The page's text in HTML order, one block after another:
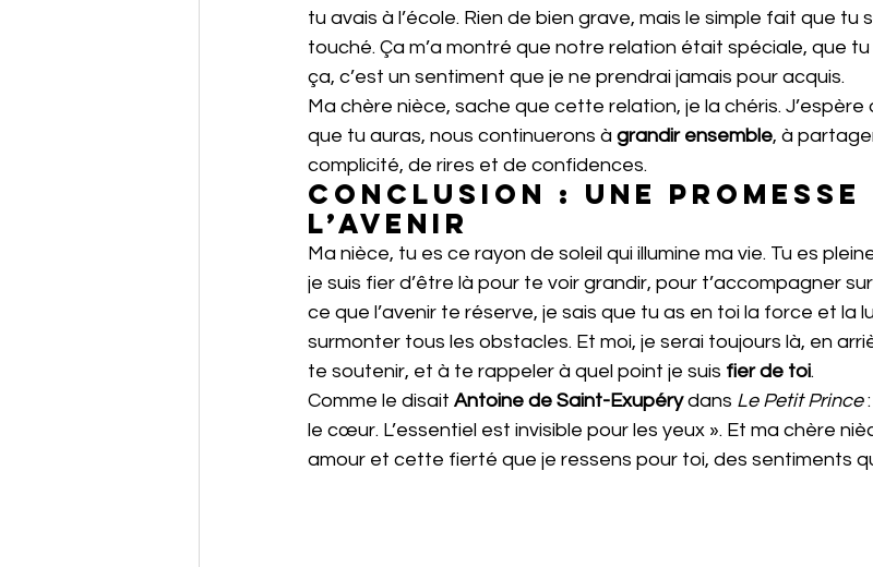
tu avais à l’école. Rien de bien grave, mais le simple fait que tu
touché. Ça m’a montré que notre relation était spéciale, que
ça, c’est un sentiment que je ne prendrai jamais pour acquis.
Ma chère nièce, sache que cette relation, je la chéris. J’espère
que tu auras, nous continuerons à grandir ensemble, à
complicité, de rires et de confidences.
Conclusion : Une promesse
l’avenir
Ma nièce, tu es ce rayon de soleil qui illumine ma vie. Tu es
je suis fier d’être là pour te voir grandir, pour t’accompagner
ce que l’avenir te réserve, je sais que tu as en toi la force et la
surmonter tous les obstacles. Et moi, je serai toujours là, en
te soutenir, et à te rappeler à quel point je suis fier de toi.
Comme le disait Antoine de Saint-Exupéry dans Le Petit Prince :
le cœur. L’essentiel est invisible pour les yeux ». Et ma chère
amour et cette fierté que je ressens pour toi, des sentiments